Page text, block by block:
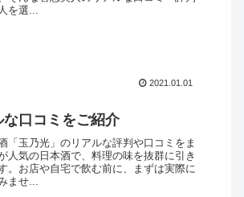
を選...
2021.01.01
口コミをご紹介
「玉乃光」のリアルな評判や口コミをま
人気の日本酒で、料理の味を抜群に引き
。お店や自宅で飲む前に、まずは実際に
ませ...